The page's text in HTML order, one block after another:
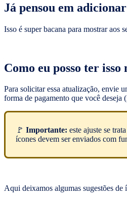
Já pensou em
Isso é super bacana para mostrar aos
Como eu posso ter isso
Para solicitar essa atualização, envie
forma de pagamento que você deseja
🚩 Importante: este ajuste se
ícones devem ser enviados com
Aqui deixamos algumas sugestões de